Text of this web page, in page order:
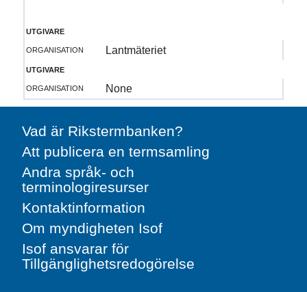
utgivare
organisation
Lantmäteriet
utgivare
organisation
None
Vad är Rikstermbanken?
Att publicera en termsamling
Andra språk- och
terminologiresurser
Kontaktinformation
Om myndigheten Isof
Isof ansvarar för
Tillgänglighetsredogörelse